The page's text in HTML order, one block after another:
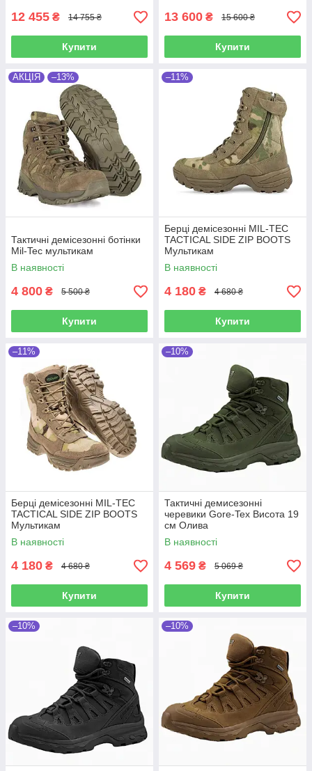
12 455 ₴ 14 755 ₴
Купити
13 600 ₴ 15 600 ₴
Купити
АКЦІЯ –13%
Тактичні демісезонні ботінки
Mil-Tec мультикам
В наявності
4 800 ₴ 5 500 ₴
Купити
–11%
Берці демісезонні MIL-TEC
TACTICAL SIDE ZIP BOOTS
Мультикам
В наявності
4 180 ₴ 4 680 ₴
Купити
–11%
Берці демісезонні MIL-TEC
TACTICAL SIDE ZIP BOOTS
Мультикам
В наявності
4 180 ₴ 4 680 ₴
Купити
–10%
Тактичні демисезонні
черевики Gore-Tex Висота 19
см Олива
В наявності
4 569 ₴ 5 069 ₴
Купити
–10% –10%